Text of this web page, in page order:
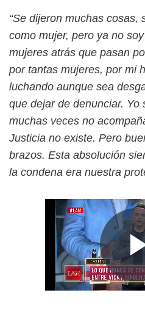
“Se dijeron muchas cosas,
como mujer, pero ya no
mujeres atrás que pasan
por tantas mujeres, por mi
luchando aunque sea
que dejar de denunciar. Yo
muchas veces no
Justicia no existe. Pero
brazos. Esta absolución
la condena era nuestra